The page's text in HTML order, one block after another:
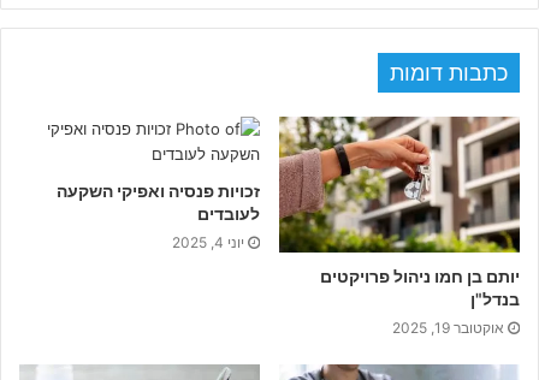
כתבות דומות
יותם בן חמו ניהול פרויקטים
בנדל"ן
אוקטובר 19, 2025
זכויות פנסיה ואפיקי השקעה
לעובדים
יוני 4, 2025